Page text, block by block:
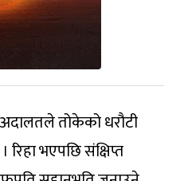
तोकेको धरौटी
भएपछि संक्षिप्त